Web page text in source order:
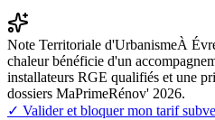
Note Territoriale d'UrbanismeÀ
chaleur bénéficie d'un
installateurs RGE qualifiés et une
dossiers MaPrimeRénov' 2026.
✓ Valider et bloquer mon tarif